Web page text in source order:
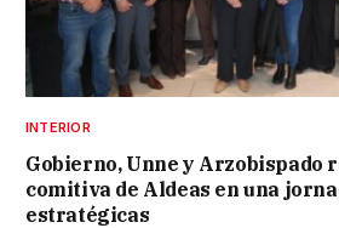
INTERIOR
Gobierno, Unne y Arzobispado
comitiva de Aldeas en una
estratégicas